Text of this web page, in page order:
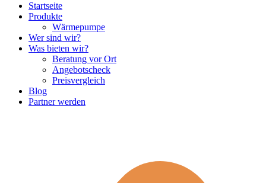
Startseite
Produkte
Wärmepumpe
Wer sind wir?
Was bieten wir?
Beratung vor Ort
Angebotscheck
Preisvergleich
Blog
Partner werden